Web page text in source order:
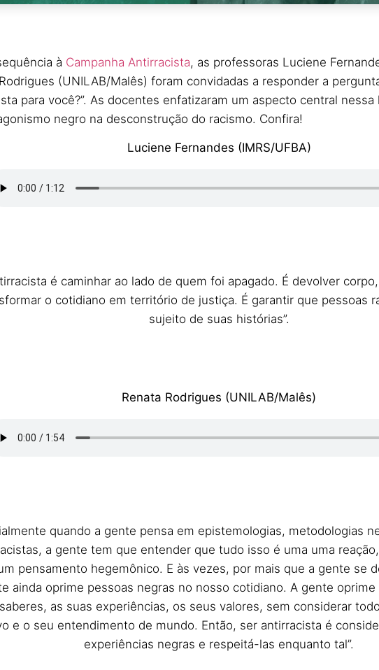
à Campanha Antirracista, as professoras Luciene
(UNILAB/Malês) foram convidadas a responder a
para você?”. As docentes enfatizaram um aspecto central
negro na desconstrução do racismo. Confira!
Luciene Fernandes (IMRS/UFBA)
é caminhar ao lado de quem foi apagado. É devolver
o cotidiano em território de justiça. É garantir que pessoas
sujeito de suas histórias”.
Renata Rodrigues (UNILAB/Malês)
quando a gente pensa em epistemologias, metodologias
a gente tem que entender que tudo isso é uma uma
pensamento hegemônico. E às vezes, por mais que a gente se
ainda oprime pessoas negras no nosso cotidiano. A gente
as suas experiências, os seus valores, sem considerar
e o seu entendimento de mundo. Então, ser antirracista é
experiências negras e respeitá-las enquanto tal”.